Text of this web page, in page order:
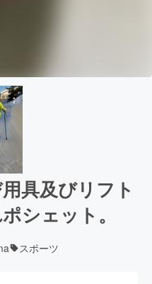
具及びリフト
シェット。
スポーツ